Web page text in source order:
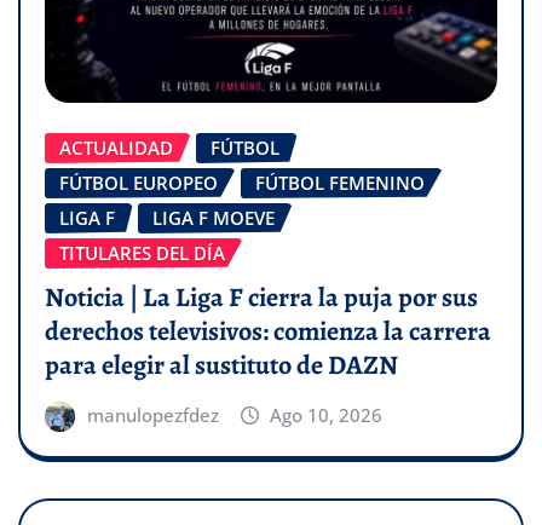
ACTUALIDAD
FÚTBOL
FÚTBOL EUROPEO
FÚTBOL FEMENINO
LIGA F
LIGA F MOEVE
TITULARES DEL DÍA
Noticia | La Liga F cierra la puja por sus
derechos televisivos: comienza la carrera
para elegir al sustituto de DAZN
manulopezfdez Ago 10, 2026